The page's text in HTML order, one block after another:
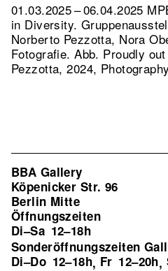
01.03.2025 – 06.04.2025
in Diversity.
Norberto Pezzotta, Nora
Fotografie.Abb. Proudly
Pezzotta, 2024,
BBA Gallery
Köpenicker Str. 96
Berlin Mitte
Öffnungszeiten
Di–Sa 12–18h
Sonderöffnungszeiten
Di–Do 12–18h, Fr 12–20h,